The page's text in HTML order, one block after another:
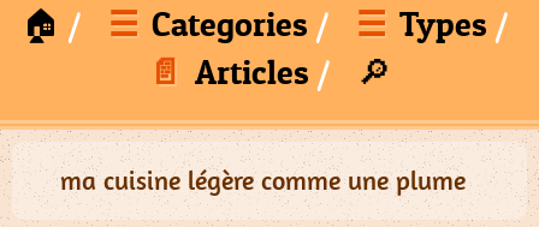
🏠 ☰ Categories ☰ Types
📄 Articles 🔎
Boost
Gateaux
Nouvelle
Catégorie
ma cuisine légère comme une plume